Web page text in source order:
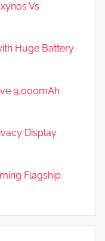
Vs
Huge Battery
9,000mAh
Display
Flagship